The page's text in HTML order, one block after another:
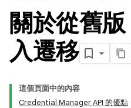
關於從舊
入遷移
這個頁面中的內容
Credential Manager API 的優點